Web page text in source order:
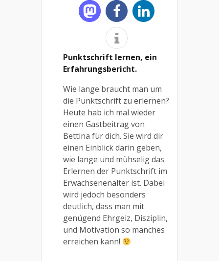
Punktschrift lernen, ein
Erfahrungsbericht.
Wie lange braucht man um
die Punktschrift zu erlernen?
Heute hab ich mal wieder
einen Gastbeitrag von
Bettina für dich. Sie wird dir
einen Einblick darin geben,
wie lange und mühselig das
Erlernen der Punktschrift im
Erwachsenenalter ist. Dabei
wird jedoch besonders
deutlich, dass man mit
genügend Ehrgeiz, Disziplin,
und Motivation so manches
erreichen kann!